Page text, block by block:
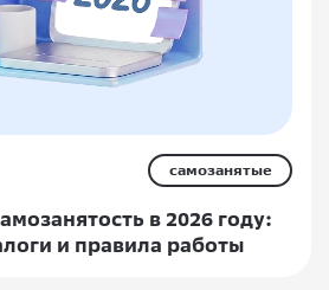
самозанятые
в 2026 году:
и правила работы